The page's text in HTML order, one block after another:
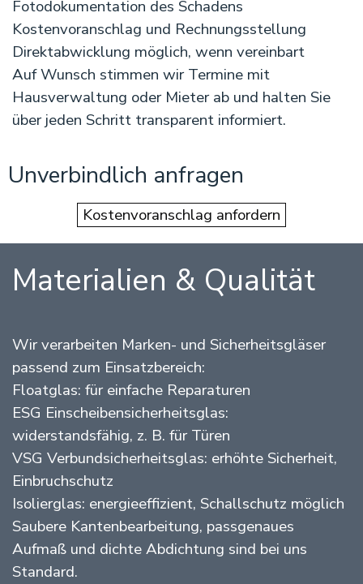
Fotodokumentation des Schadens
Kostenvoranschlag und Rechnungsstellung
Direktabwicklung möglich, wenn vereinbart
Auf Wunsch stimmen wir Termine mit
Hausverwaltung oder Mieter ab und halten Sie
über jeden Schritt transparent informiert.
Unverbindlich anfragen
Kostenvoranschlag anfordern
Materialien & Qualität
Wir verarbeiten Marken- und Sicherheitsgläser
passend zum Einsatzbereich:
Floatglas: für einfache Reparaturen
ESG Einscheibensicherheitsglas:
widerstandsfähig, z. B. für Türen
VSG Verbundsicherheitsglas: erhöhte Sicherheit,
Einbruchschutz
Isolierglas: energieeffizient, Schallschutz möglich
Saubere Kantenbearbeitung, passgenaues
Aufmaß und dichte Abdichtung sind bei uns
Standard.